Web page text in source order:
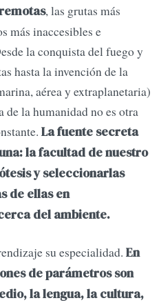
, las grutas más
más inaccesibles e
la conquista del fuego y
hasta la invención de la
aérea y extraplanetaria)
la humanidad no es otra
La fuente secreta
la facultad de nuestro
y seleccionarlas
de ellas en
del ambiente.
su especialidad. En
de parámetros son
la lengua, la cultura,